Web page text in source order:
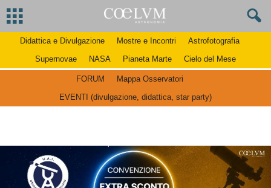
Didattica e Divulgazione Mostre e Incontri
Astrofotografia
Supernovae
NASA Pianeta Marte Cielo del Mese
FORUM
Mappa Osservatori
EVENTI (divulgazione, didattica, star party)